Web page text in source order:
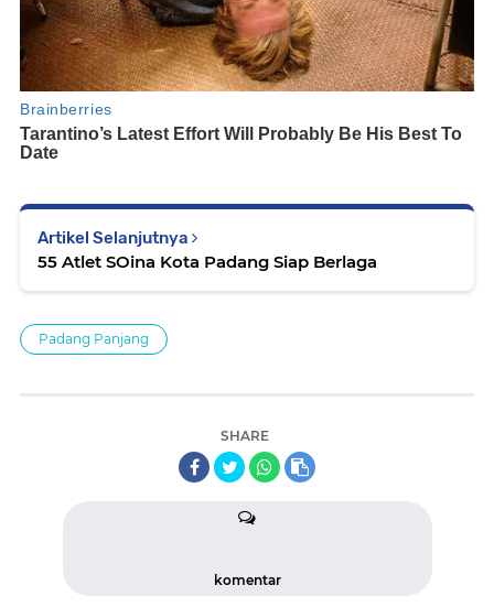
Artikel Selanjutnya
55 Atlet SOina Kota Padang Siap Berlaga
Padang Panjang
SHARE
komentar